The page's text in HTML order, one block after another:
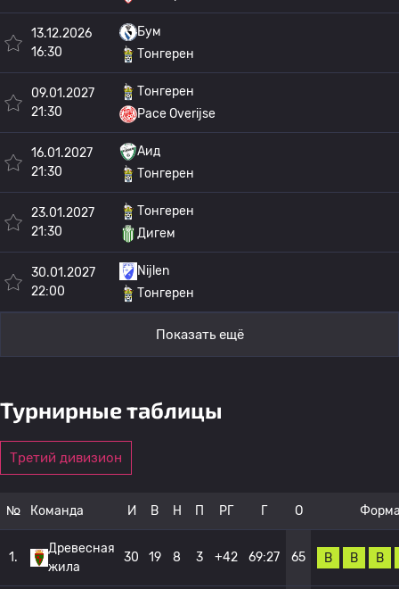
13.12.2026
16:30
Бум
Тонгерен
09.01.2027
21:30
Тонгерен
Pace Overijse
16.01.2027
21:30
Аид
Тонгерен
23.01.2027
21:30
Тонгерен
Дигем
30.01.2027
22:00
Nijlen
Тонгерен
Показать ещё
Турнирные таблицы
Третий дивизион
№ Команда И В Н П РГ Г О
1.
Древесная
жила
30 19 8 3 +42 69:27 65 В В В